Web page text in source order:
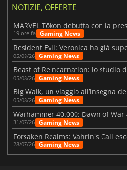
NOTIZIE, OFFERTE
19 ore fa Gaming News
05/08/26 Gaming News
05/08/26 Gaming News
Big Walk, un viaggio all’insegna
05/08/26 Gaming News
31/07/26 Gaming News
28/07/26 Gaming News